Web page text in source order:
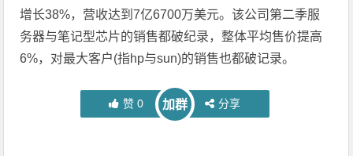
增长38%，营收达到7亿6700万美元。该公司第二季服
务器与笔记型芯片的销售都破纪录，整体平均售价提高
6%，对最大客户(指hp与sun)的销售也都破记录。
赞 0 加群 分享